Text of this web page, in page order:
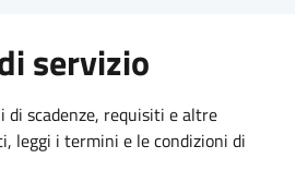
servizio
di scadenze, requisiti e altre
leggi i termini e le condizioni di